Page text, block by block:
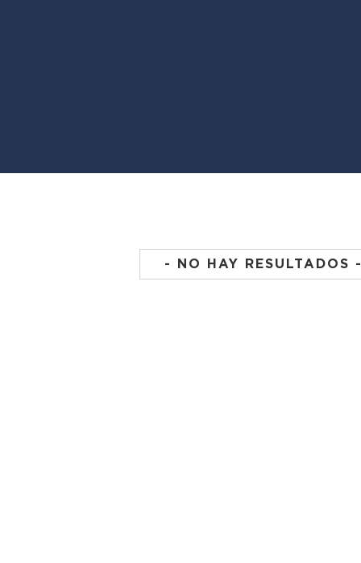
- NO HAY RESULTADOS